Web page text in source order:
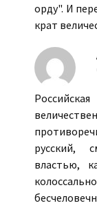
орду". И
крат
русский,
властью,